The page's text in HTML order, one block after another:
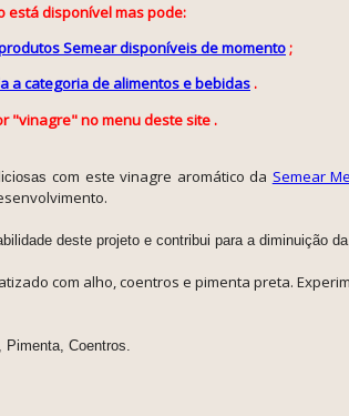
está disponível mas pode:
Semear disponíveis de momento;
a categoria de alimentos e bebidas.
"vinagre" no menu deste site .
com este vinagre aromático da Semear
deste projeto e contribui para a diminuição
com alho, coentros e pimenta preta.
Coentros.